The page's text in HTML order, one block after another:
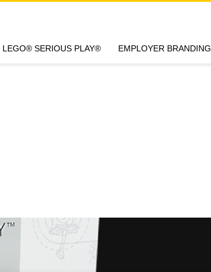
LEGO® SERIOUS PLAY® EMPLOYER BRANDING